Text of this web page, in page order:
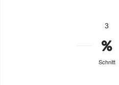
3
Schnitt